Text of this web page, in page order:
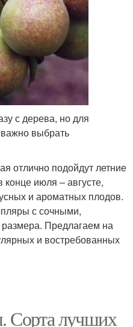
с дерева, но для
выбрать
отлично подойдут летние
июля – августе,
и ароматных плодов.
с сочными,
Предлагаем на
и востребованных
Сорта лучших